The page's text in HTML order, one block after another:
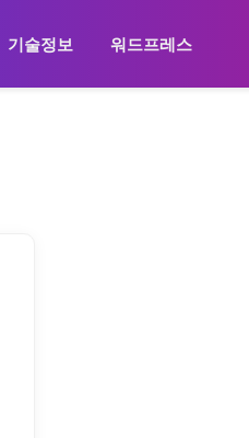
기술정보 워드프레스